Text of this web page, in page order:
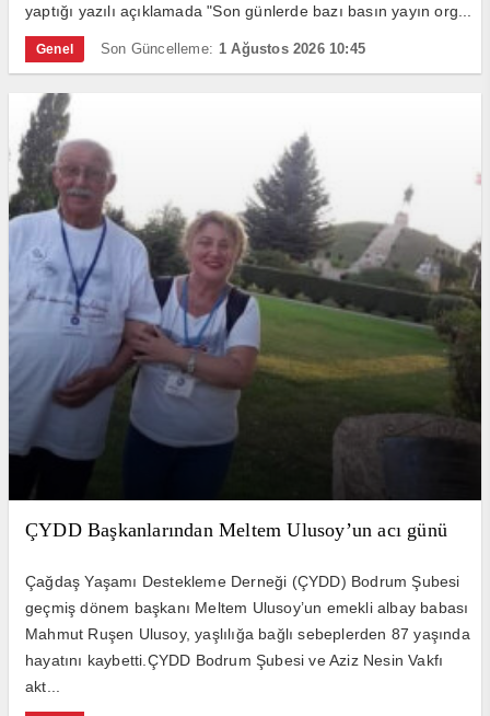
yaptığı yazılı açıklamada "Son günlerde bazı basın yayın org...
Genel Son Güncelleme: 1 Ağustos 2026 10:45
ÇYDD Başkanlarından Meltem Ulusoy’un acı günü
Çağdaş Yaşamı Destekleme Derneği (ÇYDD) Bodrum Şubesi
geçmiş dönem başkanı Meltem Ulusoy’un emekli albay babası
Mahmut Ruşen Ulusoy, yaşlılığa bağlı sebeplerden 87 yaşında
hayatını kaybetti.ÇYDD Bodrum Şubesi ve Aziz Nesin Vakfı
akt...